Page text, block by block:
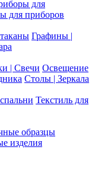
для
для приборов
Графины |
| Свечи Освещение
Столы | Зеркала
Текстиль для
образцы
изделия